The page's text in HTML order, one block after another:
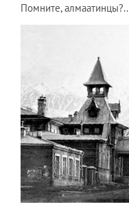
Помните, алмаатинцы?..